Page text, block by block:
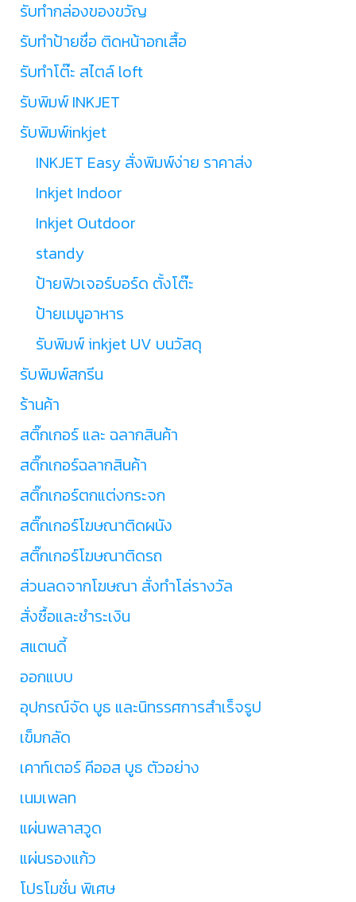
รับทำกล่องของขวัญ
รับทำป้ายชื่อ ติดหน้าอกเสื้อ
รับทำโต๊ะ สไตล์ loft
รับพิมพ์ INKJET
รับพิมพ์inkjet
INKJET Easy สั่งพิมพ์ง่าย ราคาส่ง
Inkjet Indoor
Inkjet Outdoor
standy
ป้ายฟิวเจอร์บอร์ด ตั้งโต๊ะ
ป้ายเมนูอาหาร
รับพิมพ์ inkjet UV บนวัสดุ
รับพิมพ์สกรีน
ร้านค้า
สติ๊กเกอร์ และ ฉลากสินค้า
สติ๊กเกอร์ฉลากสินค้า
สติ๊กเกอร์ตกแต่งกระจก
สติ๊กเกอร์โฆษณาติดผนัง
สติ๊กเกอร์โฆษณาติดรถ
ส่วนลดจากโฆษณา สั่งทำโล่รางวัล
สั่งซื้อและชำระเงิน
สแตนดี้
ออกแบบ
อุปกรณ์จัด บูธ และนิทรรศการสำเร็จรูป
เข็มกลัด
เคาท์เตอร์ คีออส บูธ ตัวอย่าง
เนมเพลท
แผ่นพลาสวูด
แผ่นรองแก้ว
โปรโมชั่น พิเศษ